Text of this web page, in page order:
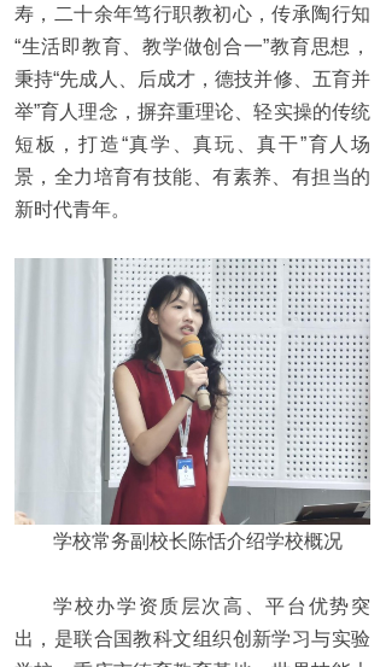
寿，二十余年笃行职教初心，传承陶行知
“生活即教育、教学做创合一”教育思想，
秉持“先成人、后成才，德技并修、五育并
举”育人理念，摒弃重理论、轻实操的传统
短板，打造“真学、真玩、真干”育人场
景，全力培育有技能、有素养、有担当的
新时代青年。
学校常务副校长陈恬介绍学校概况
学校办学资质层次高、平台优势突
出，是联合国教科文组织创新学习与实验